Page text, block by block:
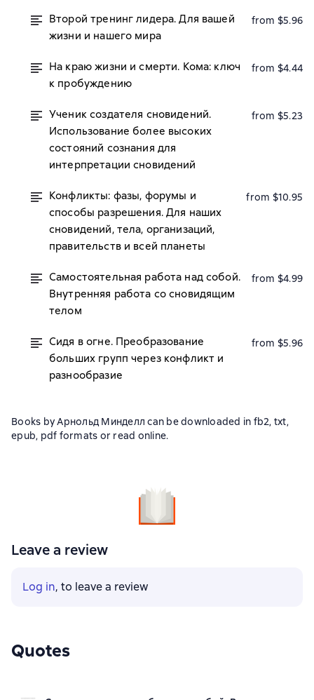
Второй тренинг лидера. Для вашей
жизни и нашего мира
from $5.96
На краю жизни и смерти. Кома: ключ
к пробуждению
from $4.44
Ученик создателя сновидений.
Использование более высоких
состояний сознания для
интерпретации сновидений
from $5.23
Конфликты: фазы, форумы и
способы разрешения. Для наших
сновидений, тела, организаций,
правительств и всей планеты
from $10.95
Самостоятельная работа над собой.
Внутренняя работа со сновидящим
телом
from $4.99
Сидя в огне. Преобразование
больших групп через конфликт и
разнообразие
from $5.96
Books by Арнольд Минделл can be downloaded in fb2, txt,
epub, pdf formats or read online.
Leave a review
Log in, to leave a review
Quotes